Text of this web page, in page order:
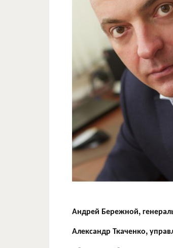
Андрей Бережной,
Александр Ткаченко,